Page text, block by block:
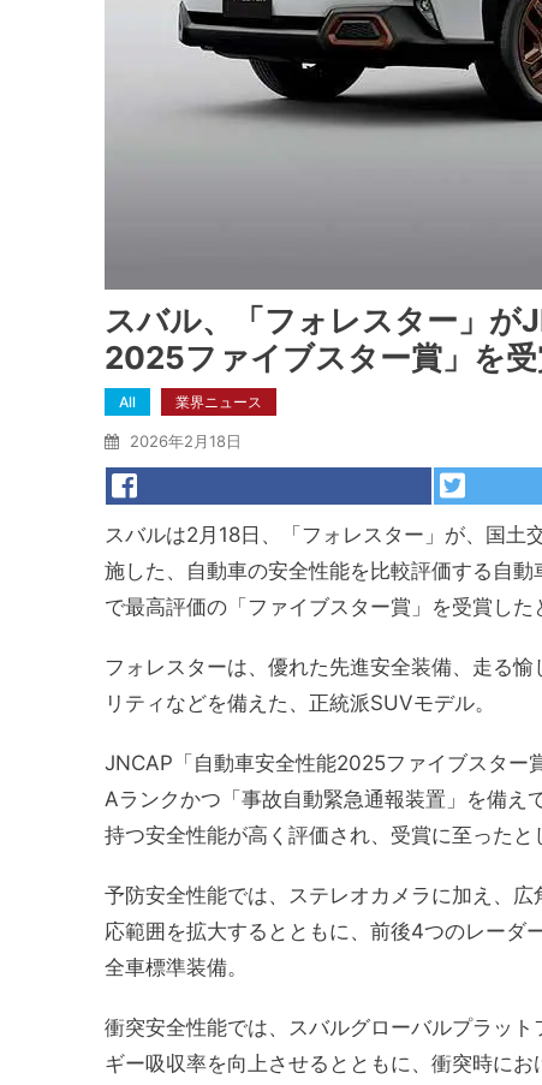
スバル、「フォレスター」が
2025ファイブスター賞」を
All 業界ニュース
2026年2月18日
スバルは2月18日、「フォレスター」が、国土
施した、自動車の安全性能を比較評価する自
で最高評価の「ファイブスター賞」を受賞した
フォレスターは、優れた先進安全装備、走る
リティなどを備えた、正統派SUVモデル。
JNCAP「自動車安全性能2025ファイブスター
Aランクかつ「事故自動緊急通報装置」を備え
持つ安全性能が高く評価され、受賞に至ったと
予防安全性能では、ステレオカメラに加え、
応範囲を拡大するとともに、前後4つのレー
全車標準装備。
衝突安全性能では、スバルグローバルプラッ
ギー吸収率を向上させるとともに、衝突時に